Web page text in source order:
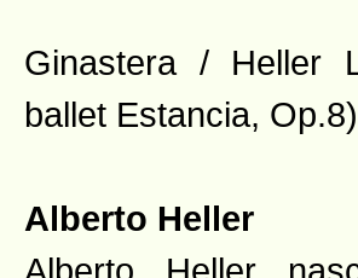
Ginastera / Heller
ballet Estancia, Op.8)
Alberto Heller